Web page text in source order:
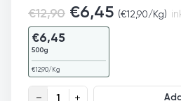
€12,90 €6,45 (€12,90/Kg)
€6,45
500g
€12,90/Kg
Ekologiški migdolai EU quantity